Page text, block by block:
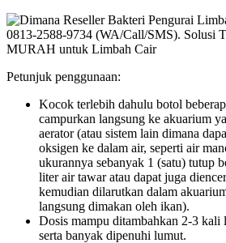
Petunjuk penggunaan:
Kocok terlebih dahulu botol
campurkan langsung ke akuarium
aerator (atau sistem lain dimana
oksigen ke dalam air, seperti air
ukurannya sebanyak 1 (satu) tutup
liter air tawar atau dapat juga
kemudian dilarutkan dalam
langsung dimakan oleh ikan).
Dosis mampu ditambahkan 2-3 kali
serta banyak dipenuhi lumut.